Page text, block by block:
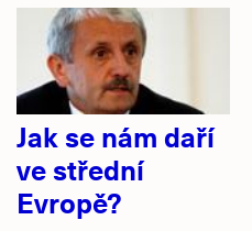
Jak se nám daří
ve střední
Evropě?